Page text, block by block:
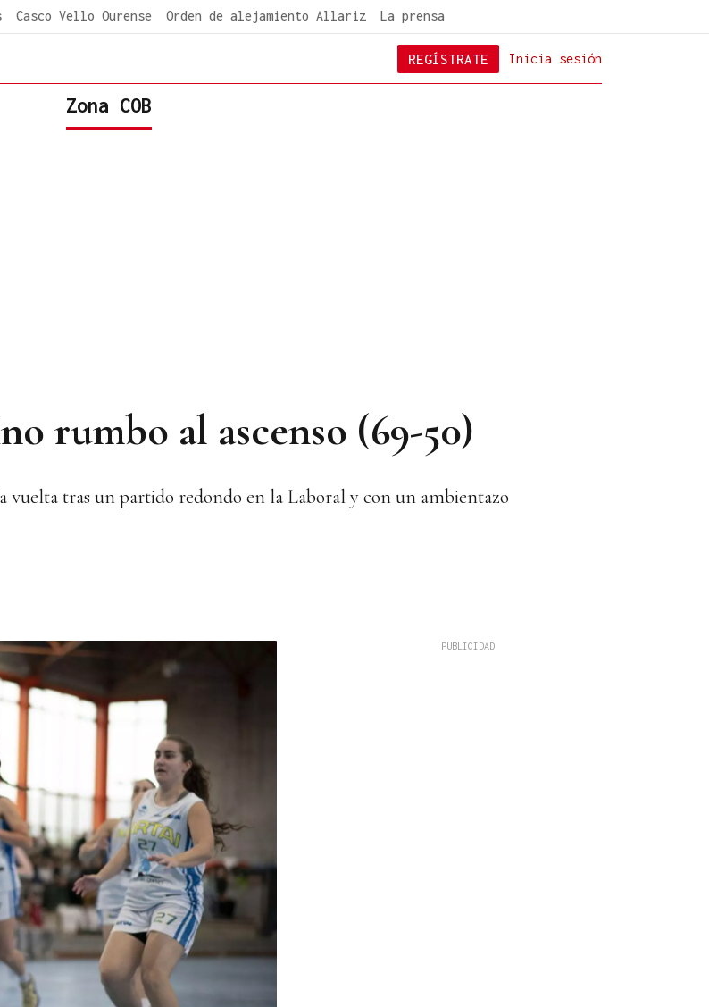
Casco Vello Ourense Orden de alejamiento Allariz La prensa
Inicia sesión
REGÍSTRATE
Zona COB
rumbo al ascenso (69-50)
vuelta tras un partido redondo en la Laboral y con un ambientazo